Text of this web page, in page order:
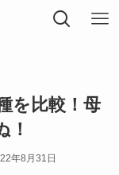
を比較！母
！
年8月31日